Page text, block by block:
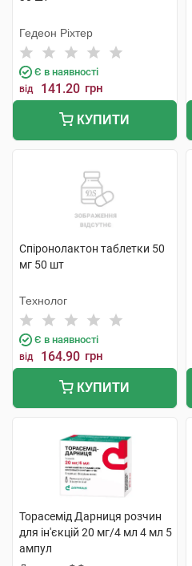
Гедеон Ріхтер
Є в наявності
від 141.20 грн
КУПИТИ
Спіронолактон таблетки 50
мг 50 шт
Технолог
Є в наявності
від 164.90 грн
КУПИТИ
Торасемід Дарниця розчин
для ін'єкцій 20 мг/4 мл 4 мл 5
ампул